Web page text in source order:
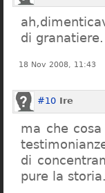
di granatiere.
18 Nov 2008, 11:43
#10 Ire
ma che
di
pure la